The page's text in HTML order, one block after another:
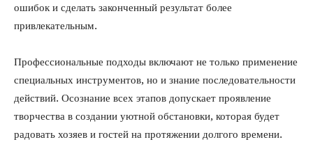
ошибок и сделать законченный результат более
привлекательным.
Профессиональные подходы включают не только применение
специальных инструментов, но и знание последовательности
действий. Осознание всех этапов допускает проявление
творчества в создании уютной обстановки, которая будет
радовать хозяев и гостей на протяжении долгого времени.